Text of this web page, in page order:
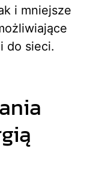
i mniejsze
do sieci.